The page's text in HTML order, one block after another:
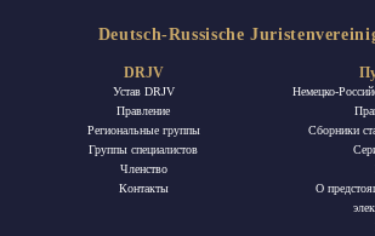
Deutsch-Russische
DRJV
Устав DRJV
Правление
Региональные группы
Группы специалистов
Членство
Контакты
Немецко-
Сборники
О